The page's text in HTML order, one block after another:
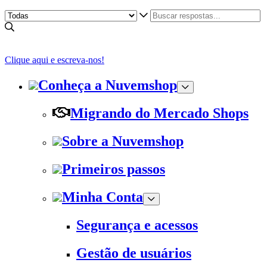
Clique aqui e escreva-nos!
Conheça a Nuvemshop
Migrando do Mercado Shops
Sobre a Nuvemshop
Primeiros passos
Minha Conta
Segurança e acessos
Gestão de usuários